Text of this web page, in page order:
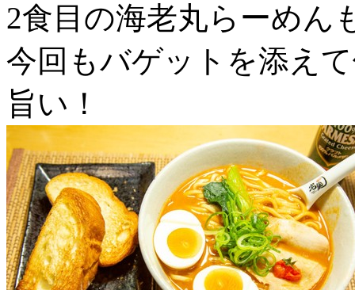
2食目の海老丸らーめん
今回もバゲットを添え
旨い！